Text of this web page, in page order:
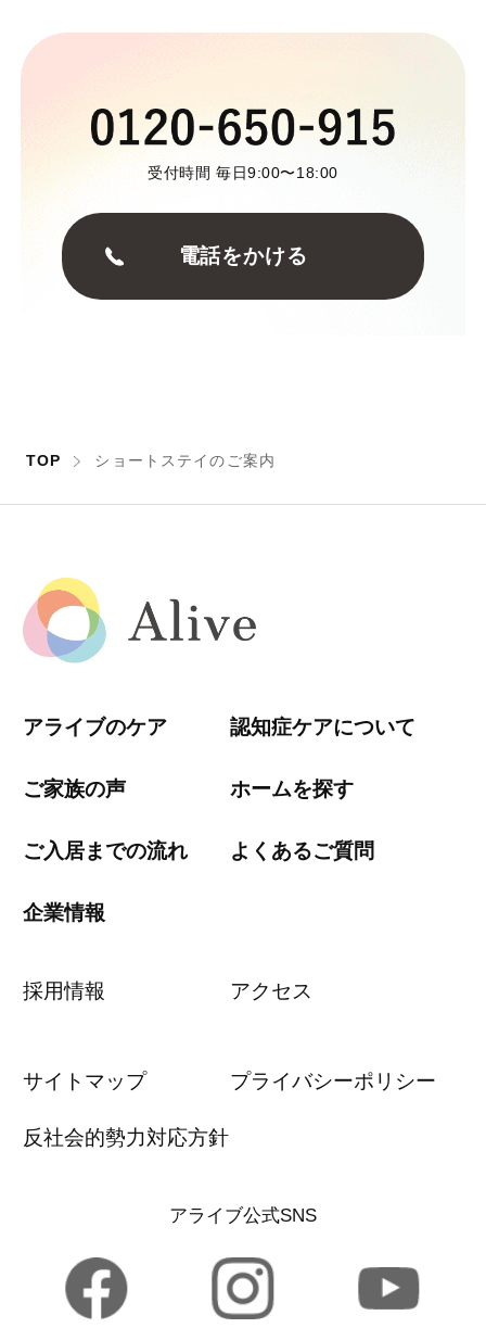
受付時間 毎日9:00〜18:00
電話をかける
TOP ショートステイのご案内
アライブのケア 認知症ケアについて
ご家族の声 ホームを探す
ご入居までの流れ よくあるご質問
企業情報
採用情報 アクセス
サイトマップ プライバシーポリシー
反社会的勢力対応方針
アライブ公式SNS